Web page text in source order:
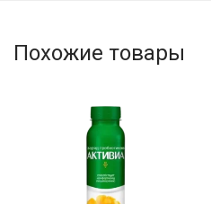
Похожие товары